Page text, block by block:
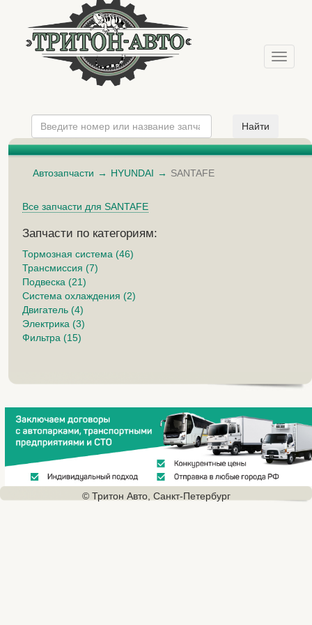
Меню
Автозапчасти HYUNDAI SANTAFE
Все запчасти для SANTAFE
Запчасти по категориям:
Тормозная система (46)
Трансмиссия (7)
Подвеска (21)
Система охлаждения (2)
Двигатель (4)
Электрика (3)
Фильтра (15)
© Тритон Авто, Санкт-Петербург